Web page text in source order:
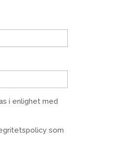
i enlighet med
som